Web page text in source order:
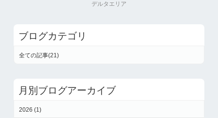
デルタエリア
ブログカテゴリ
全ての記事(21)
月別ブログアーカイブ
2026 (1)